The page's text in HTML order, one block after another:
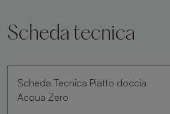
Scheda tecnica
Scheda Tecnica Piatto doccia
Acqua Zero